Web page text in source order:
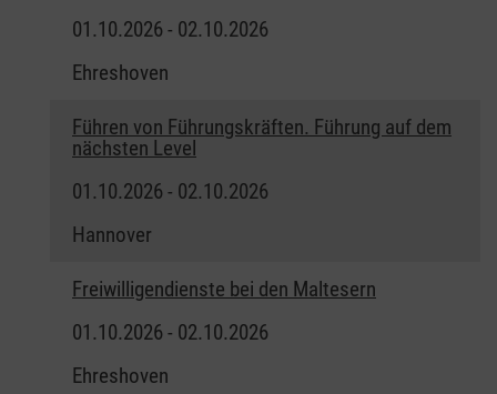
01.10.2026 - 02.10.2026
Ehreshoven
Führen von Führungskräften. Führung auf dem
nächsten Level
01.10.2026 - 02.10.2026
Hannover
Freiwilligendienste bei den Maltesern
01.10.2026 - 02.10.2026
Ehreshoven